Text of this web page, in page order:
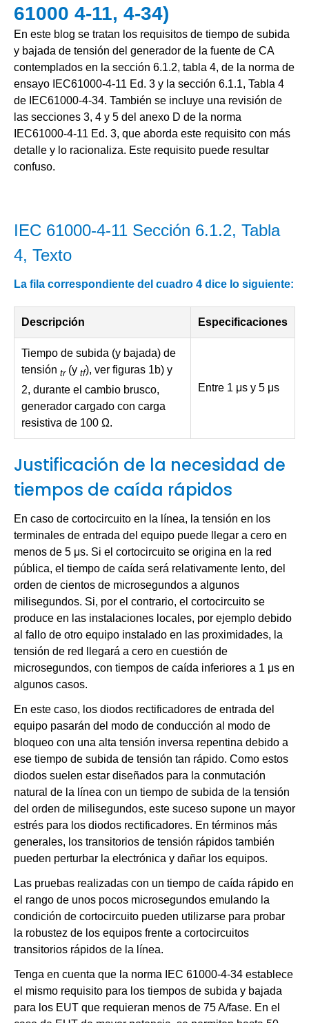
61000 4-11, 4-34)
En este blog se tratan los requisitos de tiempo de subida
y bajada de tensión del generador de la fuente de CA
contemplados en la sección 6.1.2, tabla 4, de la norma de
ensayo IEC61000-4-11 Ed. 3 y la sección 6.1.1, Tabla 4
de IEC61000-4-34. También se incluye una revisión de
las secciones 3, 4 y 5 del anexo D de la norma
IEC61000-4-11 Ed. 3, que aborda este requisito con más
detalle y lo racionaliza. Este requisito puede resultar
confuso.
IEC 61000-4-11 Sección 6.1.2, Tabla
4, Texto
La fila correspondiente del cuadro 4 dice lo siguiente:
Descripción Especificaciones
Tiempo de subida (y bajada) de
tensión tr(y tf), ver figuras 1b) y
2, durante el cambio brusco,
generador cargado con carga
resistiva de 100 Ω.
Entre 1 μs y 5 μs
Justificación de la necesidad de
tiempos de caída rápidos
En caso de cortocircuito en la línea, la tensión en los
terminales de entrada del equipo puede llegar a cero en
menos de 5 μs. Si el cortocircuito se origina en la red
pública, el tiempo de caída será relativamente lento, del
orden de cientos de microsegundos a algunos
milisegundos. Si, por el contrario, el cortocircuito se
produce en las instalaciones locales, por ejemplo debido
al fallo de otro equipo instalado en las proximidades, la
tensión de red llegará a cero en cuestión de
microsegundos, con tiempos de caída inferiores a 1 μs en
algunos casos.
En este caso, los diodos rectificadores de entrada del
equipo pasarán del modo de conducción al modo de
bloqueo con una alta tensión inversa repentina debido a
ese tiempo de subida de tensión tan rápido. Como estos
diodos suelen estar diseñados para la conmutación
natural de la línea con un tiempo de subida de la tensión
del orden de milisegundos, este suceso supone un mayor
estrés para los diodos rectificadores. En términos más
generales, los transitorios de tensión rápidos también
pueden perturbar la electrónica y dañar los equipos.
Las pruebas realizadas con un tiempo de caída rápido en
el rango de unos pocos microsegundos emulando la
condición de cortocircuito pueden utilizarse para probar
la robustez de los equipos frente a cortocircuitos
transitorios rápidos de la línea.
Tenga en cuenta que la norma IEC 61000-4-34 establece
el mismo requisito para los tiempos de subida y bajada
para los EUT que requieran menos de 75 A/fase. En el